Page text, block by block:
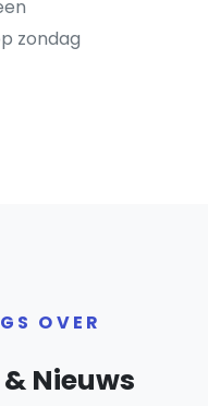
zondag
OVER
Nieuws